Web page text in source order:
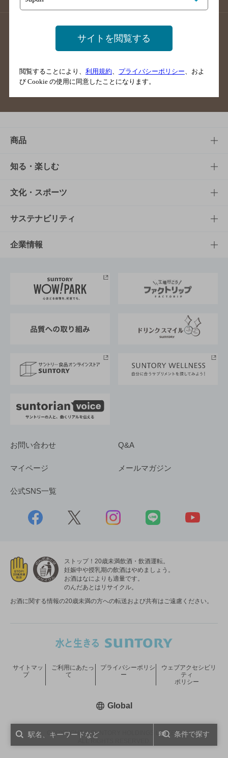
条件で探す
商品
商品TOP
商品一覧
商品発売情報
栄養成分一覧
知る・楽しむ
知る・楽しむTOP
キャンペーン
工場見学
地域情報
文化・スポーツ
文化・スポーツTOP
サントリーホール
サントリーサンバーズ大阪
サステナビリティ
サステナビリティTOP
サントリーが考えるサステナビリティ経営
企業情報
企業概要
採用情報
お問い合わせ Q&A
マイページ メールマガジン
公式SNS一覧
ストップ！20歳未満飲酒・飲酒運転。
妊娠中や授乳期の飲酒はやめましょう。
お酒はなによりも適量です。
のんだあとはリサイクル。
お酒に関する情報の20歳未満の方への転送および共有はご遠慮ください。
COPYRIGHT © SUNTORY HOLDINGS LIMITED.
サイトマッ
プ
ご利用にあたっ
て
プライバシーポリシ
ー
ウェブアクセシビリ
ティ
ポリシー
Global新しいウィンドウで開く
サイトを閲覧する
閲覧することにより、 利用規約、 プライバシーポリシー、およ
び Cookie の使用に同意したことになります。